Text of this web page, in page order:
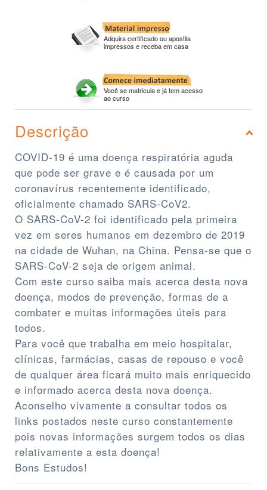
Adquira certificado ou apostila
impressos e receba em casa
Você se matricula e já tem acesso
ao curso
Descrição
COVID-19 é uma doença respiratória aguda
que pode ser grave e é causada por um
coronavírus recentemente identificado,
oficialmente chamado SARS-CoV2.
O SARS-CoV-2 foi identificado pela primeira
vez em seres humanos em dezembro de 2019
na cidade de Wuhan, na China. Pensa-se que o
SARS-CoV-2 seja de origem animal.
Com este curso saiba mais acerca desta nova
doença, modos de prevenção, formas de a
combater e muitas informações úteis para
todos.
Para você que trabalha em meio hospitalar,
clínicas, farmácias, casas de repouso e você
de qualquer área ficará muito mais enriquecido
e informado acerca desta nova doença.
Aconselho vivamente a consultar todos os
links postados neste curso constantemente
pois novas informações surgem todos os dias
relativamente a esta doença!
Bons Estudos!